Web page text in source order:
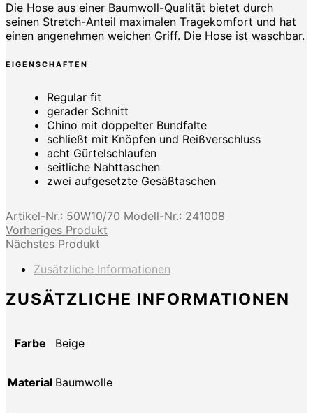
Die Hose aus einer Baumwoll-Qualität bietet durch
seinen Stretch-Anteil maximalen Tragekomfort und hat
einen angenehmen weichen Griff. Die Hose ist waschbar.
EIGENSCHAFTEN
Regular fit
gerader Schnitt
Chino mit doppelter Bundfalte
schließt mit Knöpfen und Reißverschluss
acht Gürtelschlaufen
seitliche Nahttaschen
zwei aufgesetzte Gesäßtaschen
Artikel-Nr.: 50W10/70 Modell-Nr.: 241008
Vorheriges Produkt
Nächstes Produkt
Zusätzliche Informationen
ZUSÄTZLICHE INFORMATIONEN
Farbe Beige
Material Baumwolle